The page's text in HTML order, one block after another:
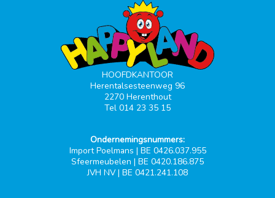
HOOFDKANTOOR
Herentalsesteenweg 96
2270 Herenthout
Tel 014 23 35 15
Ondernemingsnummers:
Import Poelmans | BE 0426.037.955
Sfeermeubelen | BE 0420.186.875
JVH NV | BE 0421.241.108